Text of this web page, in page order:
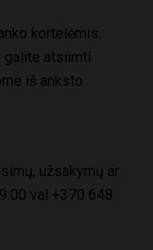
kortelėmis.
galite atsiimti
iš anksto
užsakymų ar
val +370 648